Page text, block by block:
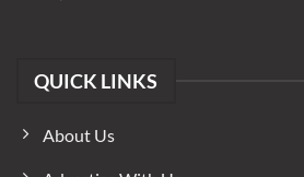
QUICK LINKS
About Us